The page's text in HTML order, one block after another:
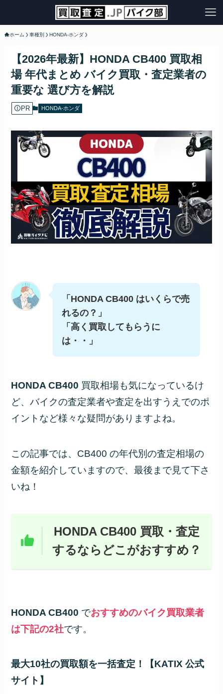
ホーム 車種別 HONDA-ホンダ
【2026年最新】HONDA CB400 買取相
場 年代まとめ バイク買取・査定業者の
重要な 選び方を解説
PR HONDA-ホンダ
「HONDA CB400 はいくらで売
れるの？」
「高く買取してもらうに
は・・」
HONDA CB400 買取相場も気になっているけ
ど、バイクの査定業者や査定を出すうえでのポ
イントなど様々な疑問がありますよね。
この記事では、CB400 の年代別の査定相場の
金額を紹介していますので、最後まで見て下さ
いね！
HONDA CB400 買取・査定
するならどこがおすすめ？
HONDA CB400 でおすすめのバイク買取業者
は下記の2社です。
最大10社の買取額を一括査定！【KATIX 公式
サイト】